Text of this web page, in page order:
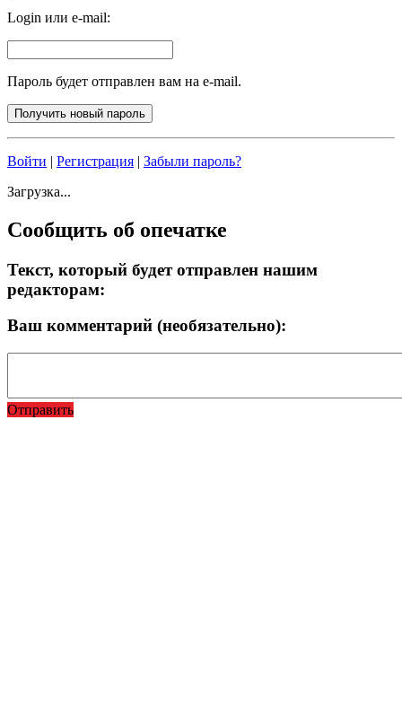
Login или e-mail:
Пароль будет отправлен вам на e-mail.
Войти | Регистрация | Забыли пароль?
Загрузка...
Сообщить об опечатке
Текст, который будет отправлен нашим
редакторам:
Ваш комментарий (необязательно):
Отправить